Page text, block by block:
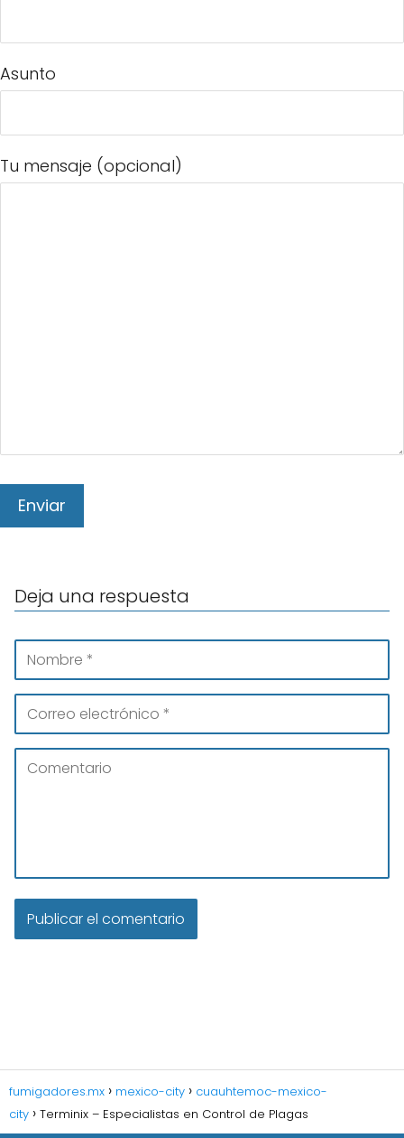
Asunto
Tu mensaje (opcional)
Deja una respuesta
fumigadores.mx mexico-city
cuauhtemoc-mexico-
city
Terminix – Especialistas en Control de Plagas